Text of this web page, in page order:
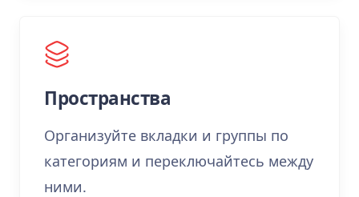
Пространства
Организуйте вкладки и группы по
категориям и переключайтесь между
ними.